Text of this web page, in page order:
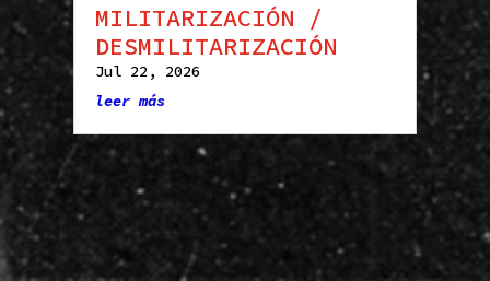
MILITARIZACIÓN /
DESMILITARIZACIÓN
Jul 22, 2026
leer más